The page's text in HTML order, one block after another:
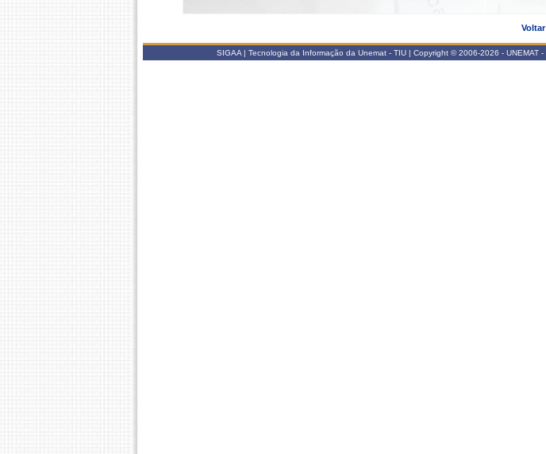
Voltar
SIGAA | Tecnologia da Informação da Unemat - TIU | Copyright © 2006-2026 - UNEMAT